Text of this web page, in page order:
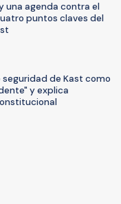
una agenda contra el
puntos claves del
de Kast como
y explica